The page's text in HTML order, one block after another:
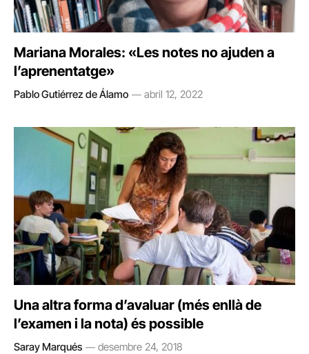
Mariana Morales: «Les notes no ajuden a
l’aprenentatge»
Pablo Gutiérrez de Álamo abril 12, 2022
Una altra forma d’avaluar (més enllà de
l’examen i la nota) és possible
Saray Marqués desembre 24, 2018